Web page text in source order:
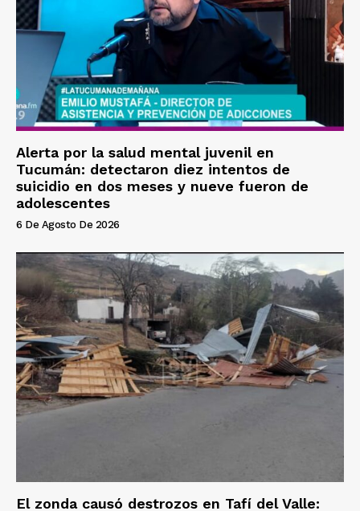
Alerta por la salud mental juvenil en
Tucumán: detectaron diez intentos de
suicidio en dos meses y nueve fueron de
adolescentes
6 De Agosto De 2026
El zonda causó destrozos en Tafí del Valle: